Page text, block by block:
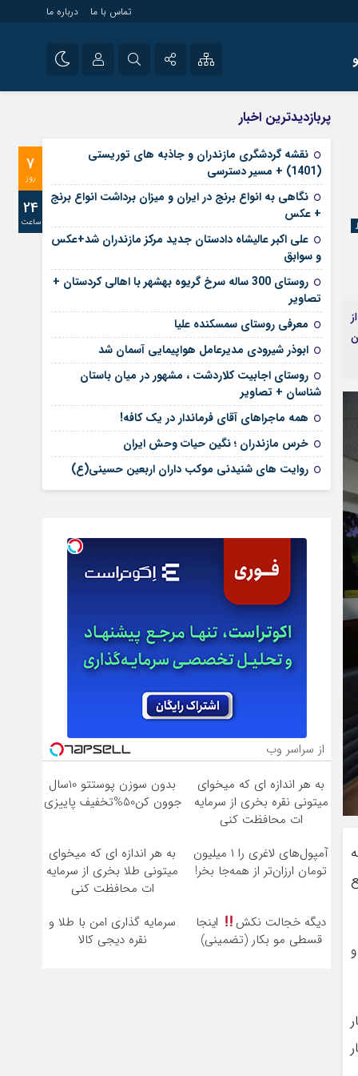
تماس با ما درباره ما
آپارات
رمز عبور
مرا به خاطر بسپار
راه اندازی سایت و
سایت های خبری و
پربازدیدترین اخبار
7
روز
24
ساعت
نقشه گردشگری مازندران و جاذبه های توریستی
(1401) + مسیر دسترسی
نگاهی به انواع برنج در ایران و میزان برداشت انواع برنج
+ عکس
علی‌ اکبر عالیشاه دادستان جدید مرکز مازندران شد+عکس
و سوابق
روستای 300 ساله سرخ ‌گریوه بهشهر با اهالی کردستان +
تصاویر
معرفی روستای سمسکنده علیا
ابوذر شیرودی مدیرعامل هواپیمایی آسمان شد
روستای اجابیت کلاردشت ، مشهور در میان باستان
شناسان + تصاویر
همه ماجراهای آقای فرماندار در یک کافه!
خرس مازندران ؛ نگین حیات وحش ایران
روایت های شنیدنی موکب داران اربعین حسینی(ع)
از سراسر وب
به هر اندازه ای که میخوای
میتونی نقره بخری از سرمایه
ات محافظت کنی
بدون سوزن پوستتو 10سال
جوون کن50%تخفیف پاییزی
آمپول‌های لاغری را ۱ میلیون
تومان ارزان‌تر از همه‌جا بخر!
به هر اندازه ای که میخوای
میتونی طلا بخری از سرمایه
ات محافظت کنی
دیگه خجالت نکش
اینجا
قسطی مو بکار (تضمینی)
سرمایه گذاری امن با طلا و
نقره دیجی کالا